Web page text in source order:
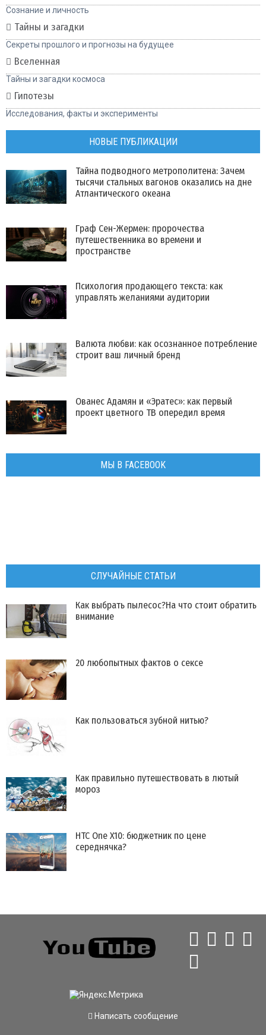
Сознание и личность
Тайны и загадки
Секреты прошлого и прогнозы на будущее
Вселенная
Тайны и загадки космоса
Гипотезы
Исследования, факты и эксперименты
НОВЫЕ ПУБЛИКАЦИИ
Тайна подводного метрополитена: Зачем
тысячи стальных вагонов оказались на дне
Атлантического океана
Граф Сен-Жермен: пророчества
путешественника во времени и
пространстве
Психология продающего текста: как
управлять желаниями аудитории
Валюта любви: как осознанное потребление
строит ваш личный бренд
Ованес Адамян и «Эратес»: как первый
проект цветного ТВ опередил время
МЫ В FACEBOOK
СЛУЧАЙНЫЕ СТАТЬИ
Как выбрать пылесос?На что стоит обратить
внимание
20 любопытных фактов о сексе
Как пользоваться зубной нитью?
Как правильно путешествовать в лютый
мороз
HTC One X10: бюджетник по цене
середнячка?
Написать сообщение